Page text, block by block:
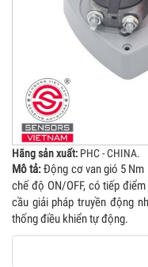
Hãng sản xuất: PHC - CHINA.
Mô tả:Động cơ van gió 5 Nm
chế độ ON/OFF, có tiếp
cầu giải pháp truyền động
thống điều khiển tự động.